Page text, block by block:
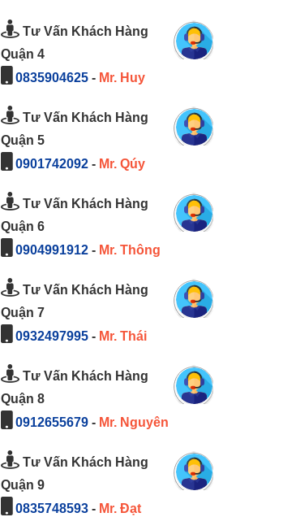
Tư Vấn Khách Hàng
Quận 4
0835904625- Mr. Huy
Tư Vấn Khách Hàng
Quận 5
0901742092- Mr. Qúy
Tư Vấn Khách Hàng
Quận 6
0904991912- Mr. Thông
Tư Vấn Khách Hàng
Quận 7
0932497995- Mr. Thái
Tư Vấn Khách Hàng
Quận 8
0912655679- Mr. Nguyên
Tư Vấn Khách Hàng
Quận 9
0835748593- Mr. Đạt